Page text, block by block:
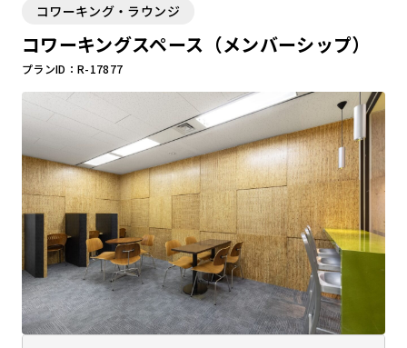
コワーキング・ラウンジ
コワーキングスペース（メンバーシップ）
プランID：R-17877